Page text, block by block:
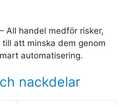
– All handel medför risker,
till att minska dem genom
automatisering.
nackdelar